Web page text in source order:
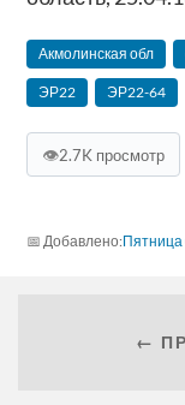
Акмолинская обл
ЭР22 ЭР22-64
👁2.7K просмотр
←